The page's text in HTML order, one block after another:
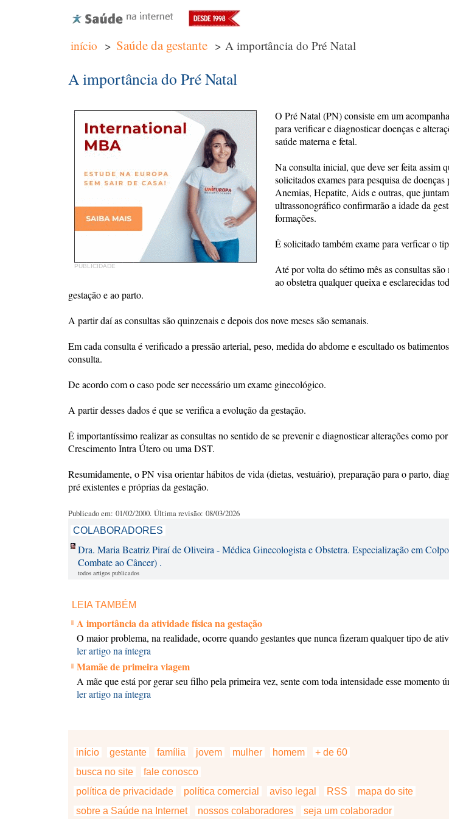
início > Saúde da gestante > A importância do Pré Natal
A importância do Pré Natal
PUBLICIDADE
O Pré Natal (PN) consiste em um
para verificar e diagnosticar doenças e
saúde materna e fetal.
Na consulta inicial, que deve ser feita assim
solicitados exames para pesquisa de
Anemias, Hepatite, Aids e outras, que
ultrassonográfico confirmarão a idade da
formações.
É solicitado também exame para verficar o
Até por volta do sétimo mês as consultas
ao obstetra qualquer queixa e esclarecidas
gestação e ao parto.
A partir daí as consultas são quinzenais e depois dos nove meses são semanais.
Em cada consulta é verificado a pressão arterial, peso, medida do abdome e escultado os
consulta.
De acordo com o caso pode ser necessário um exame ginecológico.
A partir desses dados é que se verifica a evolução da gestação.
É importantíssimo realizar as consultas no sentido de se prevenir e diagnosticar alterações como
Crescimento Intra Útero ou uma DST.
Resumidamente, o PN visa orientar hábitos de vida (dietas, vestuário), preparação para o parto,
pré existentes e próprias da gestação.
Publicado em: 01/02/2000. Última revisão: 08/03/2026
COLABORADORES
Dra. Maria Beatriz Piraí de Oliveira - Médica Ginecologista e Obstetra. Especialização em
Combate ao Câncer) .
todos artigos publicados
LEIA TAMBÉM
A importância da atividade física na gestação
O maior problema, na realidade, ocorre quando gestantes que nunca fizeram qualquer tipo de
ler artigo na íntegra
Mamãe de primeira viagem
A mãe que está por gerar seu filho pela primeira vez, sente com toda intensidade esse momento
ler artigo na íntegra
início gestante família jovem mulher homem
+ de 60
busca no site
fale conosco
política de privacidade
política comercial aviso legal RSS
mapa do site
sobre a Saúde na Internet
nossos colaboradores seja um colaborador